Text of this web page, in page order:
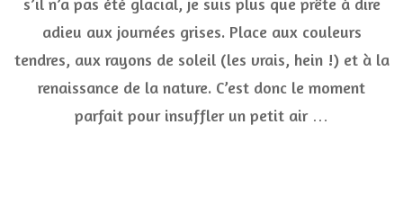
adieu aux journées grises. Place aux couleurs
tendres, aux rayons de soleil (les vrais, hein !) et à la
renaissance de la nature. C’est donc le moment
parfait pour insuffler un petit air …